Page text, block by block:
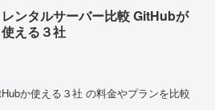
レンタルサーバー比較 GitHubが
使える３社
か使える３社 の料金やプランを比較